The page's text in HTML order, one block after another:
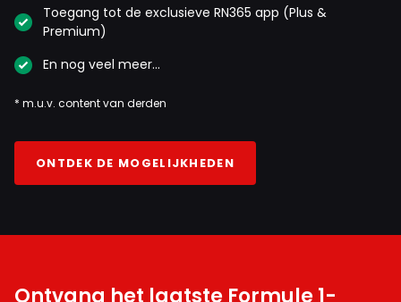
Toegang tot de exclusieve RN365 app (Plus &
Premium)
En nog veel meer…
* m.u.v. content van derden
ONTDEK DE MOGELIJKHEDEN
Ontvang het laatste Formule 1-